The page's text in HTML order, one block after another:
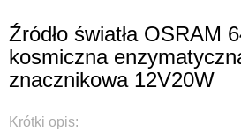
Źródło światła OSRAM
kosmiczna
znacznikowa 12V20W
Krótki opis: